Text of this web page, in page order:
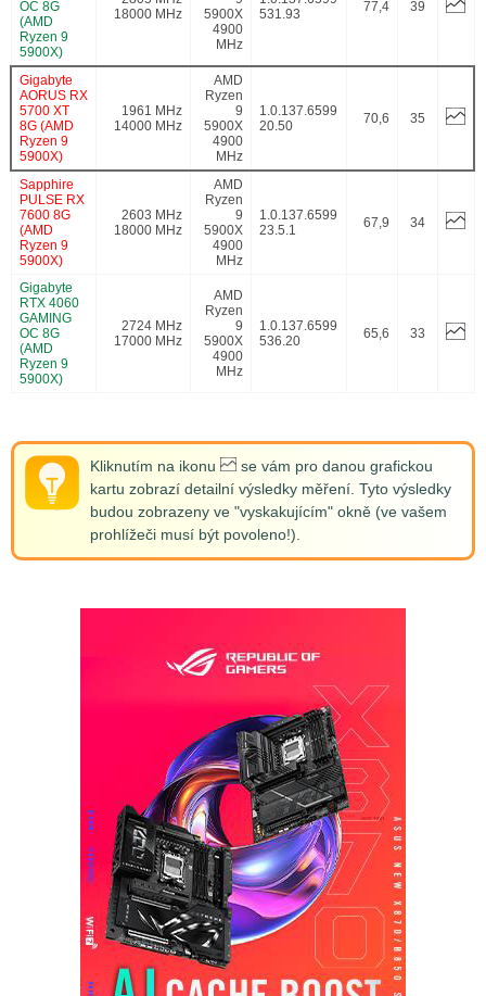
OC 8G
(AMD
Ryzen 9
5900X)
18000 MHz
5900X
4900
MHz
531.93
77,4 39
Gigabyte
AORUS RX
5700 XT
8G (AMD
Ryzen 9
5900X)
1961 MHz
14000 MHz
AMD
Ryzen
9
5900X
4900
MHz
1.0.137.6599
20.50
70,6 35
Sapphire
PULSE RX
7600 8G
(AMD
Ryzen 9
5900X)
2603 MHz
18000 MHz
AMD
Ryzen
9
5900X
4900
MHz
1.0.137.6599
23.5.1
67,9 34
Gigabyte
RTX 4060
GAMING
OC 8G
(AMD
Ryzen 9
5900X)
2724 MHz
17000 MHz
AMD
Ryzen
9
5900X
4900
MHz
1.0.137.6599
536.20
65,6 33
Kliknutím na ikonu
se vám pro danou grafickou
kartu zobrazí detailní výsledky měření. Tyto výsledky
budou zobrazeny ve "vyskakujícím" okně (ve vašem
prohlížeči musí být povoleno!).